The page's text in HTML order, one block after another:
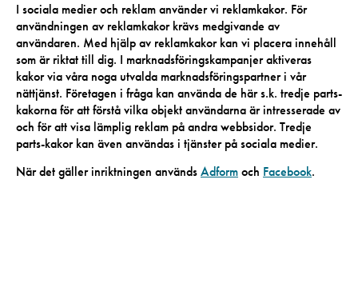
I sociala medier och reklam använder vi reklamkakor. För
användningen av reklamkakor krävs medgivande av
användaren. Med hjälp av reklamkakor kan vi placera innehåll
som är riktat till dig. I marknadsföringskampanjer aktiveras
kakor via våra noga utvalda marknadsföringspartner i vår
nättjänst. Företagen i fråga kan använda de här s.k. tredje parts-
kakorna för att förstå vilka objekt användarna är intresserade av
och för att visa lämplig reklam på andra webbsidor. Tredje
parts-kakor kan även användas i tjänster på sociala medier.
När det gäller inriktningen användsAdformoch Facebook.